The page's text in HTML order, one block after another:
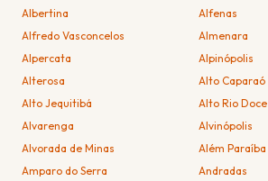
Albertina
Alfenas
Alfredo Vasconcelos
Almenara
Alpercata
Alpinópolis
Alterosa
Alto Caparaó
Alto Jequitibá
Alto Rio Doce
Alvarenga
Alvinópolis
Alvorada de Minas
Além Paraíba
Amparo do Serra
Andradas